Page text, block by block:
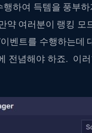
하여 득템을 풍부
약 여러분이 랭킹 모
벤트를 수행하는데
전념해야 하죠. 이